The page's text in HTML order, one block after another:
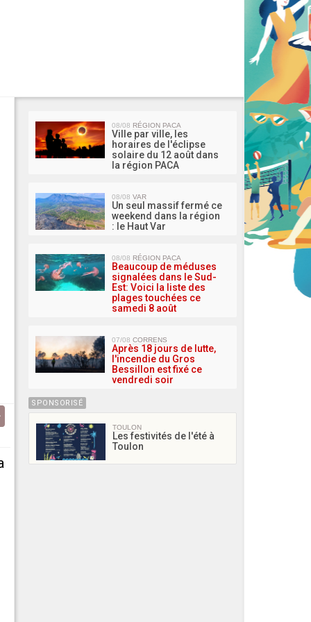
MA
08/08 RÉGION PACA
Ville par ville, les
horaires de l'éclipse
solaire du 12 août dans
la région PACA
08/08 VAR
Un seul massif fermé ce
weekend dans la région
: le Haut Var
08/08 RÉGION PACA
Beaucoup de méduses
signalées dans le Sud-
Est: Voici la liste des
plages touchées ce
samedi 8 août
07/08 CORRENS
Après 18 jours de lutte,
l'incendie du Gros
Bessillon est fixé ce
vendredi soir
SPONSORISÉ
TOULON
Les festivités de l'été à
Toulon